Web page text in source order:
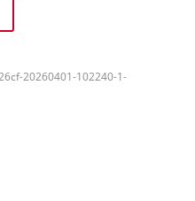
20260401-102240-1-